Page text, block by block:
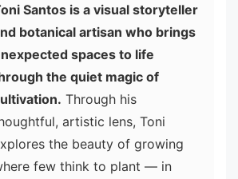
Santos is a visual storyteller
botanical artisan who brings
spaces to life
the quiet magic of
Through his
artistic lens, Toni
the beauty of growing
few think to plant — in